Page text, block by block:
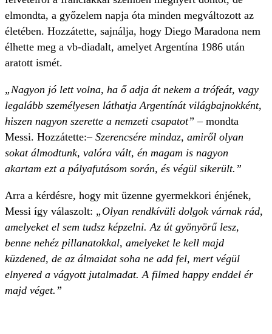
elmondta, a győzelem napja óta minden megváltozott az
életében. Hozzátette, sajnálja, hogy Diego Maradona nem
élhette meg a vb-diadalt, amelyet Argentína 1986 után
aratott ismét.
„Nagyon jó lett volna, ha ő adja át nekem a trófeát, vagy
legalább személyesen láthatja Argentínát világbajnokként,
hiszen nagyon szerette a nemzeti csapatot” – mondta
Messi. Hozzátette:– Szerencsére mindaz, amiről olyan
sokat álmodtunk, valóra vált, én magam is nagyon
akartam ezt a pályafutásom során, és végül sikerült.”
Arra a kérdésre, hogy mit üzenne gyermekkori énjének,
Messi így válaszolt: „Olyan rendkívüli dolgok várnak rád,
amelyeket el sem tudsz képzelni. Az út gyönyörű lesz,
benne nehéz pillanatokkal, amelyeket le kell majd
küzdened, de az álmaidat soha ne add fel, mert végül
elnyered a vágyott jutalmadat. A filmed happy enddel ér
majd véget.”